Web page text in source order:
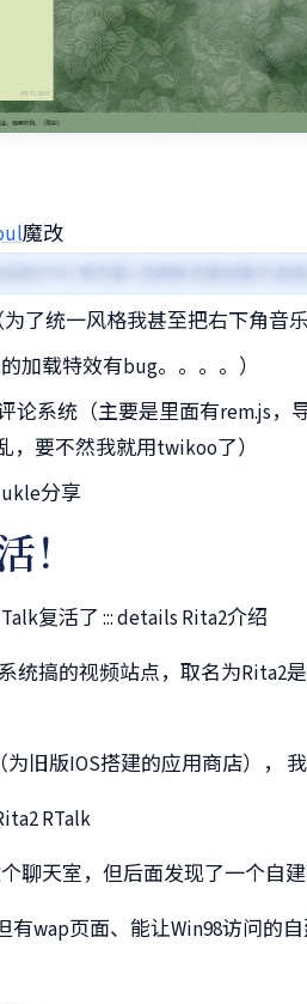
魔改
了统一风格我甚至把右下角音
加载特效有bug。。。。）
论系统（主要是里面有rem.js，
，要不然我就用twikoo了）
分享
！
复活了 ::: details Rita2介绍
统搞的视频站点，取名为Rita2
旧版IOS搭建的应用商店），
RTalk
聊天室，但后面发现了一个自
有wap页面、能让Win98访问的